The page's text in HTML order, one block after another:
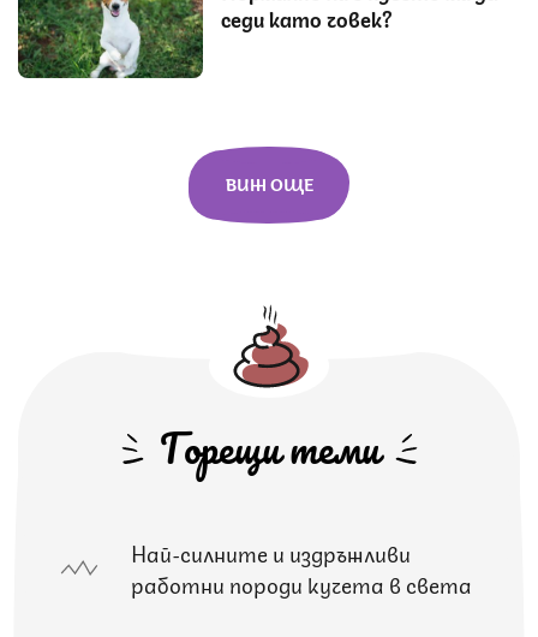
седи като човек?
ВИЖ ОЩЕ
Горещи теми
Най-силните и издръжливи
работни породи кучета в света